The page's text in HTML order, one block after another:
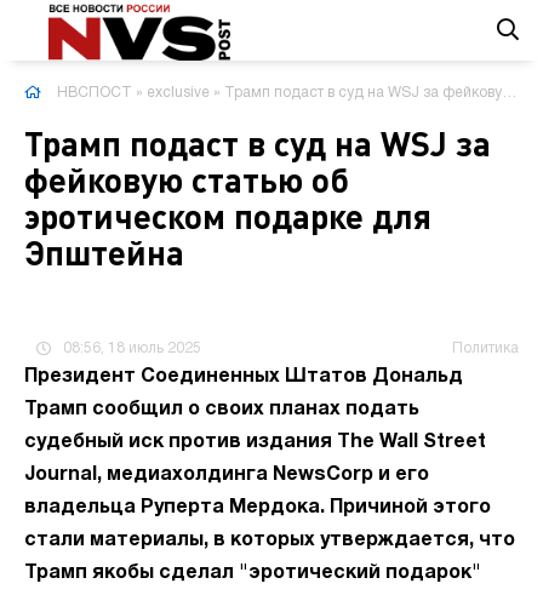
НВСПОСТ » exclusive » Трамп подаст в суд на WSJ за фейковую статью об эротическом подарке для Эпштейна
Трамп подаст в суд на WSJ за
фейковую статью об
эротическом подарке для
Эпштейна
08:56, 18 июль 2025 Политика
Президент Соединенных Штатов Дональд
Трамп сообщил о своих планах подать
судебный иск против издания The Wall Street
Journal, медиахолдинга NewsCorp и его
владельца Руперта Мердока. Причиной этого
стали материалы, в которых утверждается, что
Трамп якобы сделал "эротический подарок"